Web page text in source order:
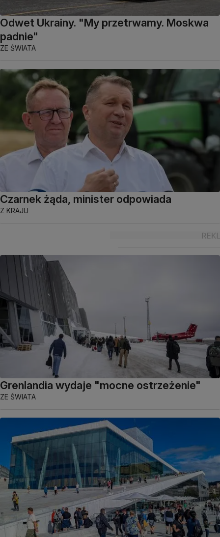
Odwet Ukrainy. "My przetrwamy. Moskwa
padnie"
ZE ŚWIATA
Czarnek żąda, minister odpowiada
Z KRAJU
Grenlandia wydaje "mocne ostrzeżenie"
ZE ŚWIATA